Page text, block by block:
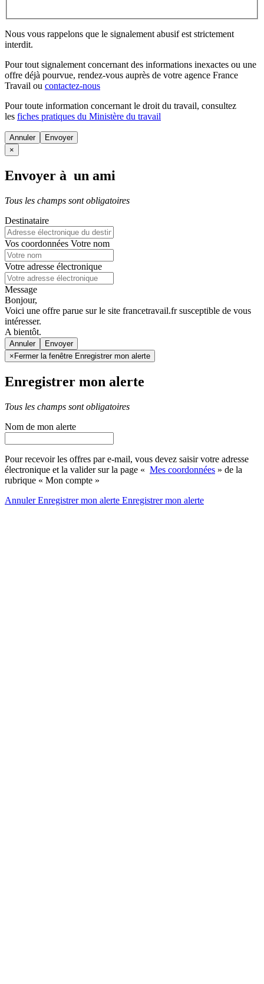
Nous vous rappelons que le signalement abusif est strictement
interdit.
Pour tout signalement concernant des informations inexactes ou une
offre déjà pourvue, rendez-vous auprès de votre agence France
Travail ou contactez-nous
Pour toute information concernant le droit du travail, consultez
les fiches pratiques du Ministère du travail
Annuler
×
Envoyer à un ami
Tous les champs sont obligatoires
Destinataire
Vos coordonnées Votre nom
Votre adresse électronique
Message
Bonjour,
Voici une offre parue sur le site francetravail.fr susceptible de vous
intéresser.
A bientôt.
Annuler
× Fermer la fenêtre Enregistrer mon alerte
Enregistrer mon alerte
Tous les champs sont obligatoires
Nom de mon alerte
Pour recevoir les offres par e-mail, vous devez saisir votre adresse
électronique et la valider sur la page « Mes coordonnées » de la
rubrique « Mon compte »
AnnulerEnregistrer mon alerte Enregistrermon alerte